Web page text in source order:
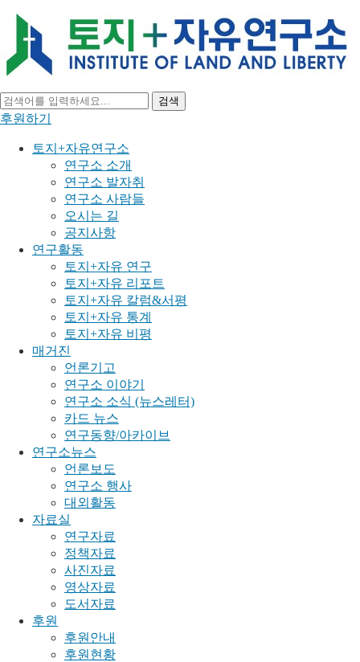
검색
후원하기
토지+자유연구소
연구소 소개
연구소 발자취
연구소 사람들
오시는 길
공지사항
연구활동
토지+자유 연구
토지+자유 리포트
토지+자유 칼럼&서평
토지+자유 통계
토지+자유 비평
매거진
언론기고
연구소 이야기
연구소 소식 (뉴스레터)
카드 뉴스
연구동향/아카이브
연구소뉴스
언론보도
연구소 행사
대외활동
자료실
연구자료
정책자료
사진자료
영상자료
도서자료
후원
후원안내
후원현황